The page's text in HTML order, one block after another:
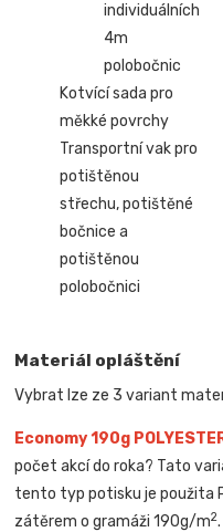
individuálních
4m
polobočnic
Kotvící sada pro
měkké povrchy
Transportní vak pro
potištěnou
střechu, potištěné
bočnice a
potištěnou
polobočnici
Materiál opláštění
Vybrat lze ze 3 variant
Economy 190g
počet akcí do roka? Tato
tento typ potisku je použita
zátěrem o gramáži 190g/m2